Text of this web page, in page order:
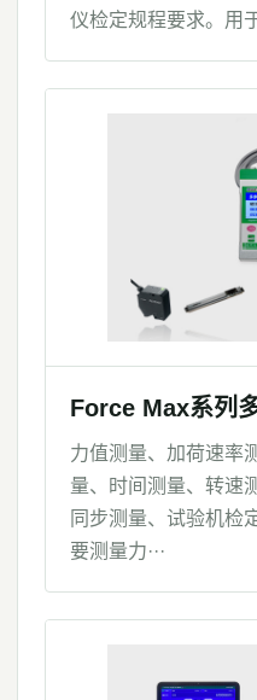
仪检定规程要求。用
Force Max系列
力值测量、加荷速率
量、时间测量、转速
同步测量、试验机检
要测量力···